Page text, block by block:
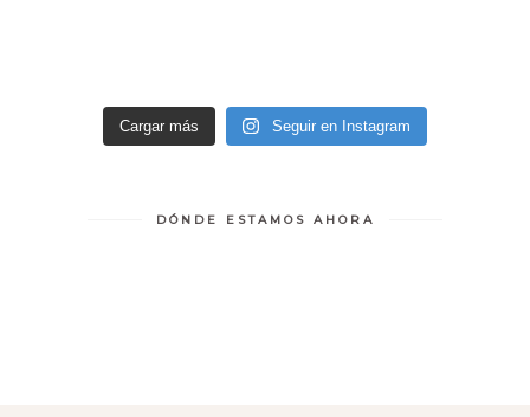
Cargar más Seguir en Instagram
DÓNDE ESTAMOS AHORA